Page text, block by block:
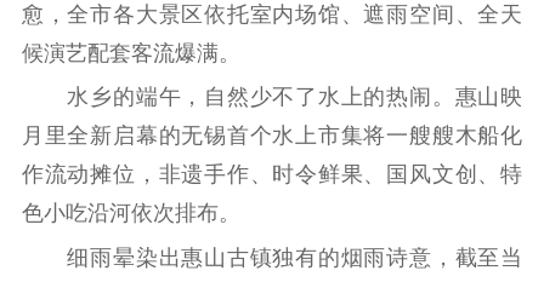
精品生产 文化惠民
文化传承
文化交流
紫金文化艺术节
品牌活动 紫艺舞台
精神文明
文明创建
先进典型
愈，全市各大景区依托室内场馆、遮雨空间、全天
候演艺配套客流爆满。
水乡的端午，自然少不了水上的热闹。惠山映
月里全新启幕的无锡首个水上市集将一艘艘木船化
作流动摊位，非遗手作、时令鲜果、国风文创、特
色小吃沿河依次排布。
细雨晕染出惠山古镇独有的烟雨诗意，截至当